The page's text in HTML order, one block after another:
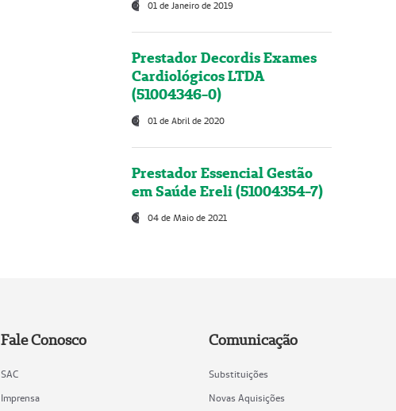
01 de Janeiro de 2019
Prestador Decordis Exames
Cardiológicos LTDA
(51004346-0)
01 de Abril de 2020
Prestador Essencial Gestão
em Saúde Ereli (51004354-7)
04 de Maio de 2021
Fale Conosco
SAC
Imprensa
Comunicação
Substituições
Novas Aquisições